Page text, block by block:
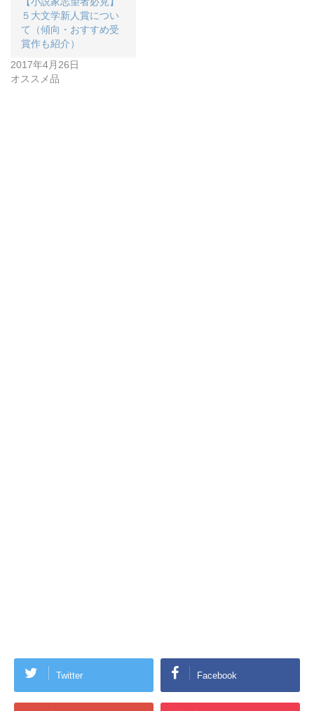
５大文学新人賞につい
て（傾向・おすすめ受
賞作も紹介）
2017年4月26日
オススメ品
Twitter Facebook